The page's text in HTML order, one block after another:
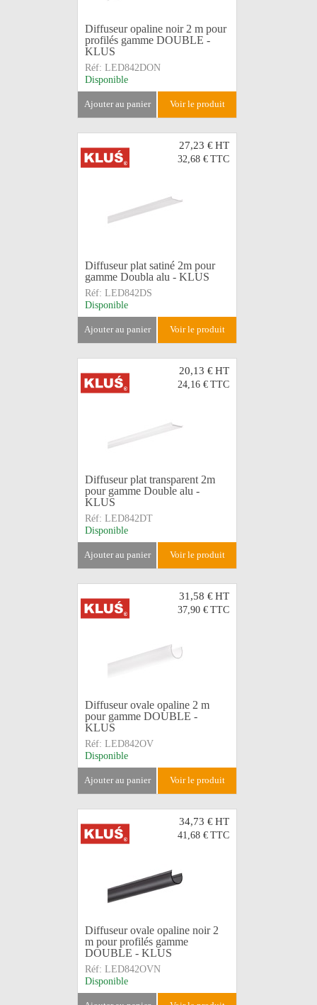
Diffuseur opaline noir 2 m pour
profilés gamme DOUBLE -
KLUS
Réf: LED842DON
Disponible
ajouter au panier voir le produit
27,23 €HT
32,68 € TTC
Diffuseur plat satiné 2m pour
gamme Doubla alu - KLUS
Réf: LED842DS
Disponible
ajouter au panier voir le produit
20,13 €HT
24,16 € TTC
Diffuseur plat transparent 2m
pour gamme Double alu -
KLUS
Réf: LED842DT
Disponible
ajouter au panier voir le produit
31,58 €HT
37,90 € TTC
Diffuseur ovale opaline 2 m
pour gamme DOUBLE -
KLUS
Réf: LED842OV
Disponible
ajouter au panier voir le produit
34,73 €HT
41,68 € TTC
Diffuseur ovale opaline noir 2
m pour profilés gamme
DOUBLE - KLUS
Réf: LED842OVN
Disponible